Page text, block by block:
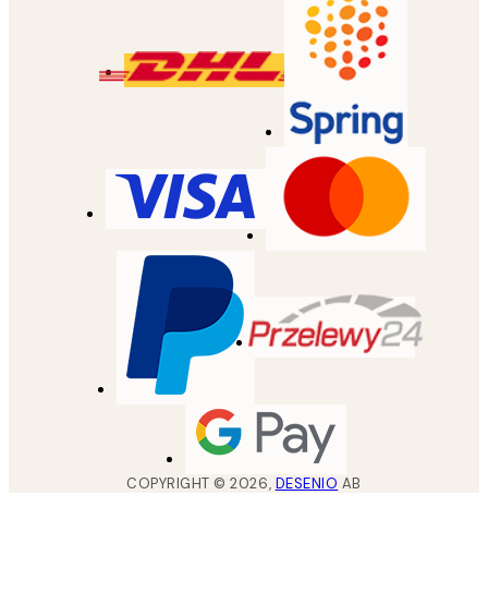
COPYRIGHT ©2026, DESENIO AB